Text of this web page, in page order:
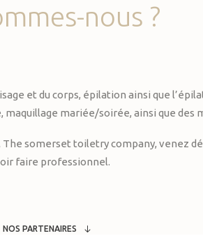
nous ?
et du corps, épilation ainsi que
mariée/soirée, ainsi que des
The somerset toiletry company, venez
faire professionnel.
NOS PARTENAIRES